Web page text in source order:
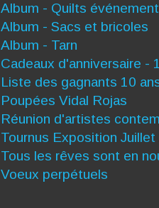
Album - Quilts
Album - Sacs et bricoles
Album - Tarn
Cadeaux d'anniversaire -
Liste des gagnants 10
Poupées Vidal Rojas
Réunion d'artistes
Tournus Exposition Juillet
Tous les rêves sont en
Voeux perpétuels